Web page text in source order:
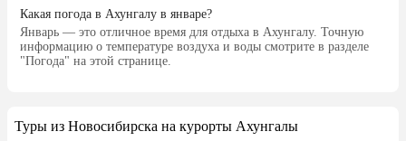
дешевые, ездили с ним и
Бентоту, в Хики в
Даже интересовался, что
Какая погода в Ахунгалу в январе?
Январь — это отличное время для отдыха в Ахунгалу. Точную
информацию о температуре воздуха и воды смотрите в разделе
"Погода" на этой странице.
Туры из Новосибирска на курорты Ахунгалы